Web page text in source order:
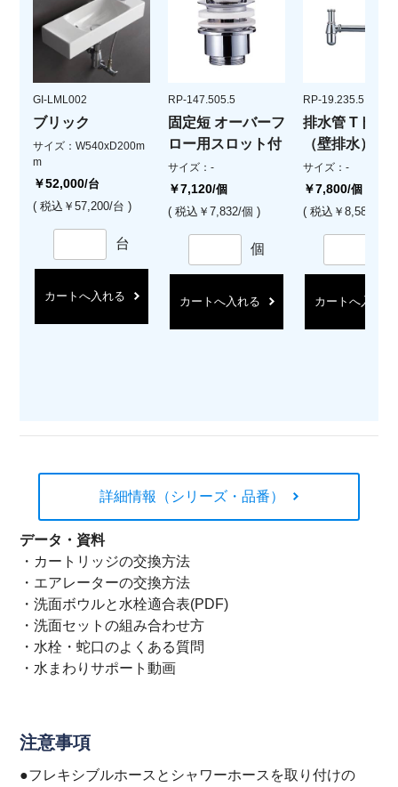
GI-LML002
ブリック
サイズ：W540xD200m
m
￥52,000/台
( 税込￥57,200/台 )
台
カートへ入れる
RP-147.505.5
固定短 オーバーフ
ロー用スロット付
サイズ：-
￥7,120/個
( 税込￥7,832/個 )
個
カートへ入れる
RP-19.235.5
排水管 Tトラ
（壁排水）
サイズ：-
￥7,800/個
( 税込￥8,580/個 )
カートへ入れる
詳細情報（シリーズ・品番）
データ・資料
・ カートリッジの交換方法
・ エアレーターの交換方法
・洗面ボウルと水栓適合表(PDF)
・洗面セットの組み合わせ方
・ 水栓・蛇口のよくある質問
・ 水まわりサポート動画
注意事項
●フレキシブルホースとシャワーホースを取り付けの